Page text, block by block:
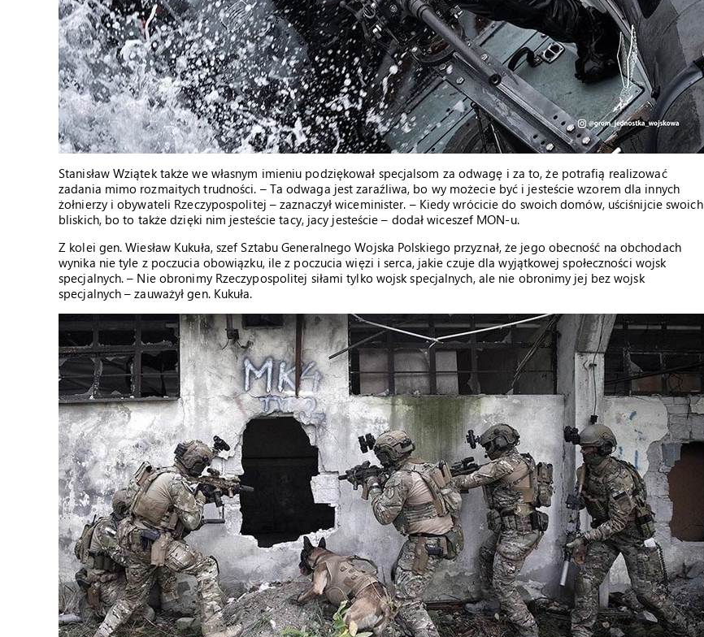
Stanisław Wziątek także we własnym imieniu podziękował specjalsom za odwagę i za to, że potrafią realizować
zadania mimo rozmaitych trudności. – Ta odwaga jest zaraźliwa, bo wy możecie być i jesteście wzorem dla innych
żołnierzy i obywateli Rzeczypospolitej – zaznaczył wiceminister. – Kiedy wrócicie do swoich domów, uściśnijcie swoich
bliskich, bo to także dzięki nim jesteście tacy, jacy jesteście – dodał wiceszef MON-u.
Z kolei gen. Wiesław Kukuła, szef Sztabu Generalnego Wojska Polskiego przyznał, że jego obecność na obchodach
wynika nie tyle z poczucia obowiązku, ile z poczucia więzi i serca, jakie czuje dla wyjątkowej społeczności wojsk
specjalnych. – Nie obronimy Rzeczypospolitej siłami tylko wojsk specjalnych, ale nie obronimy jej bez wojsk
specjalnych – zauważył gen. Kukuła.